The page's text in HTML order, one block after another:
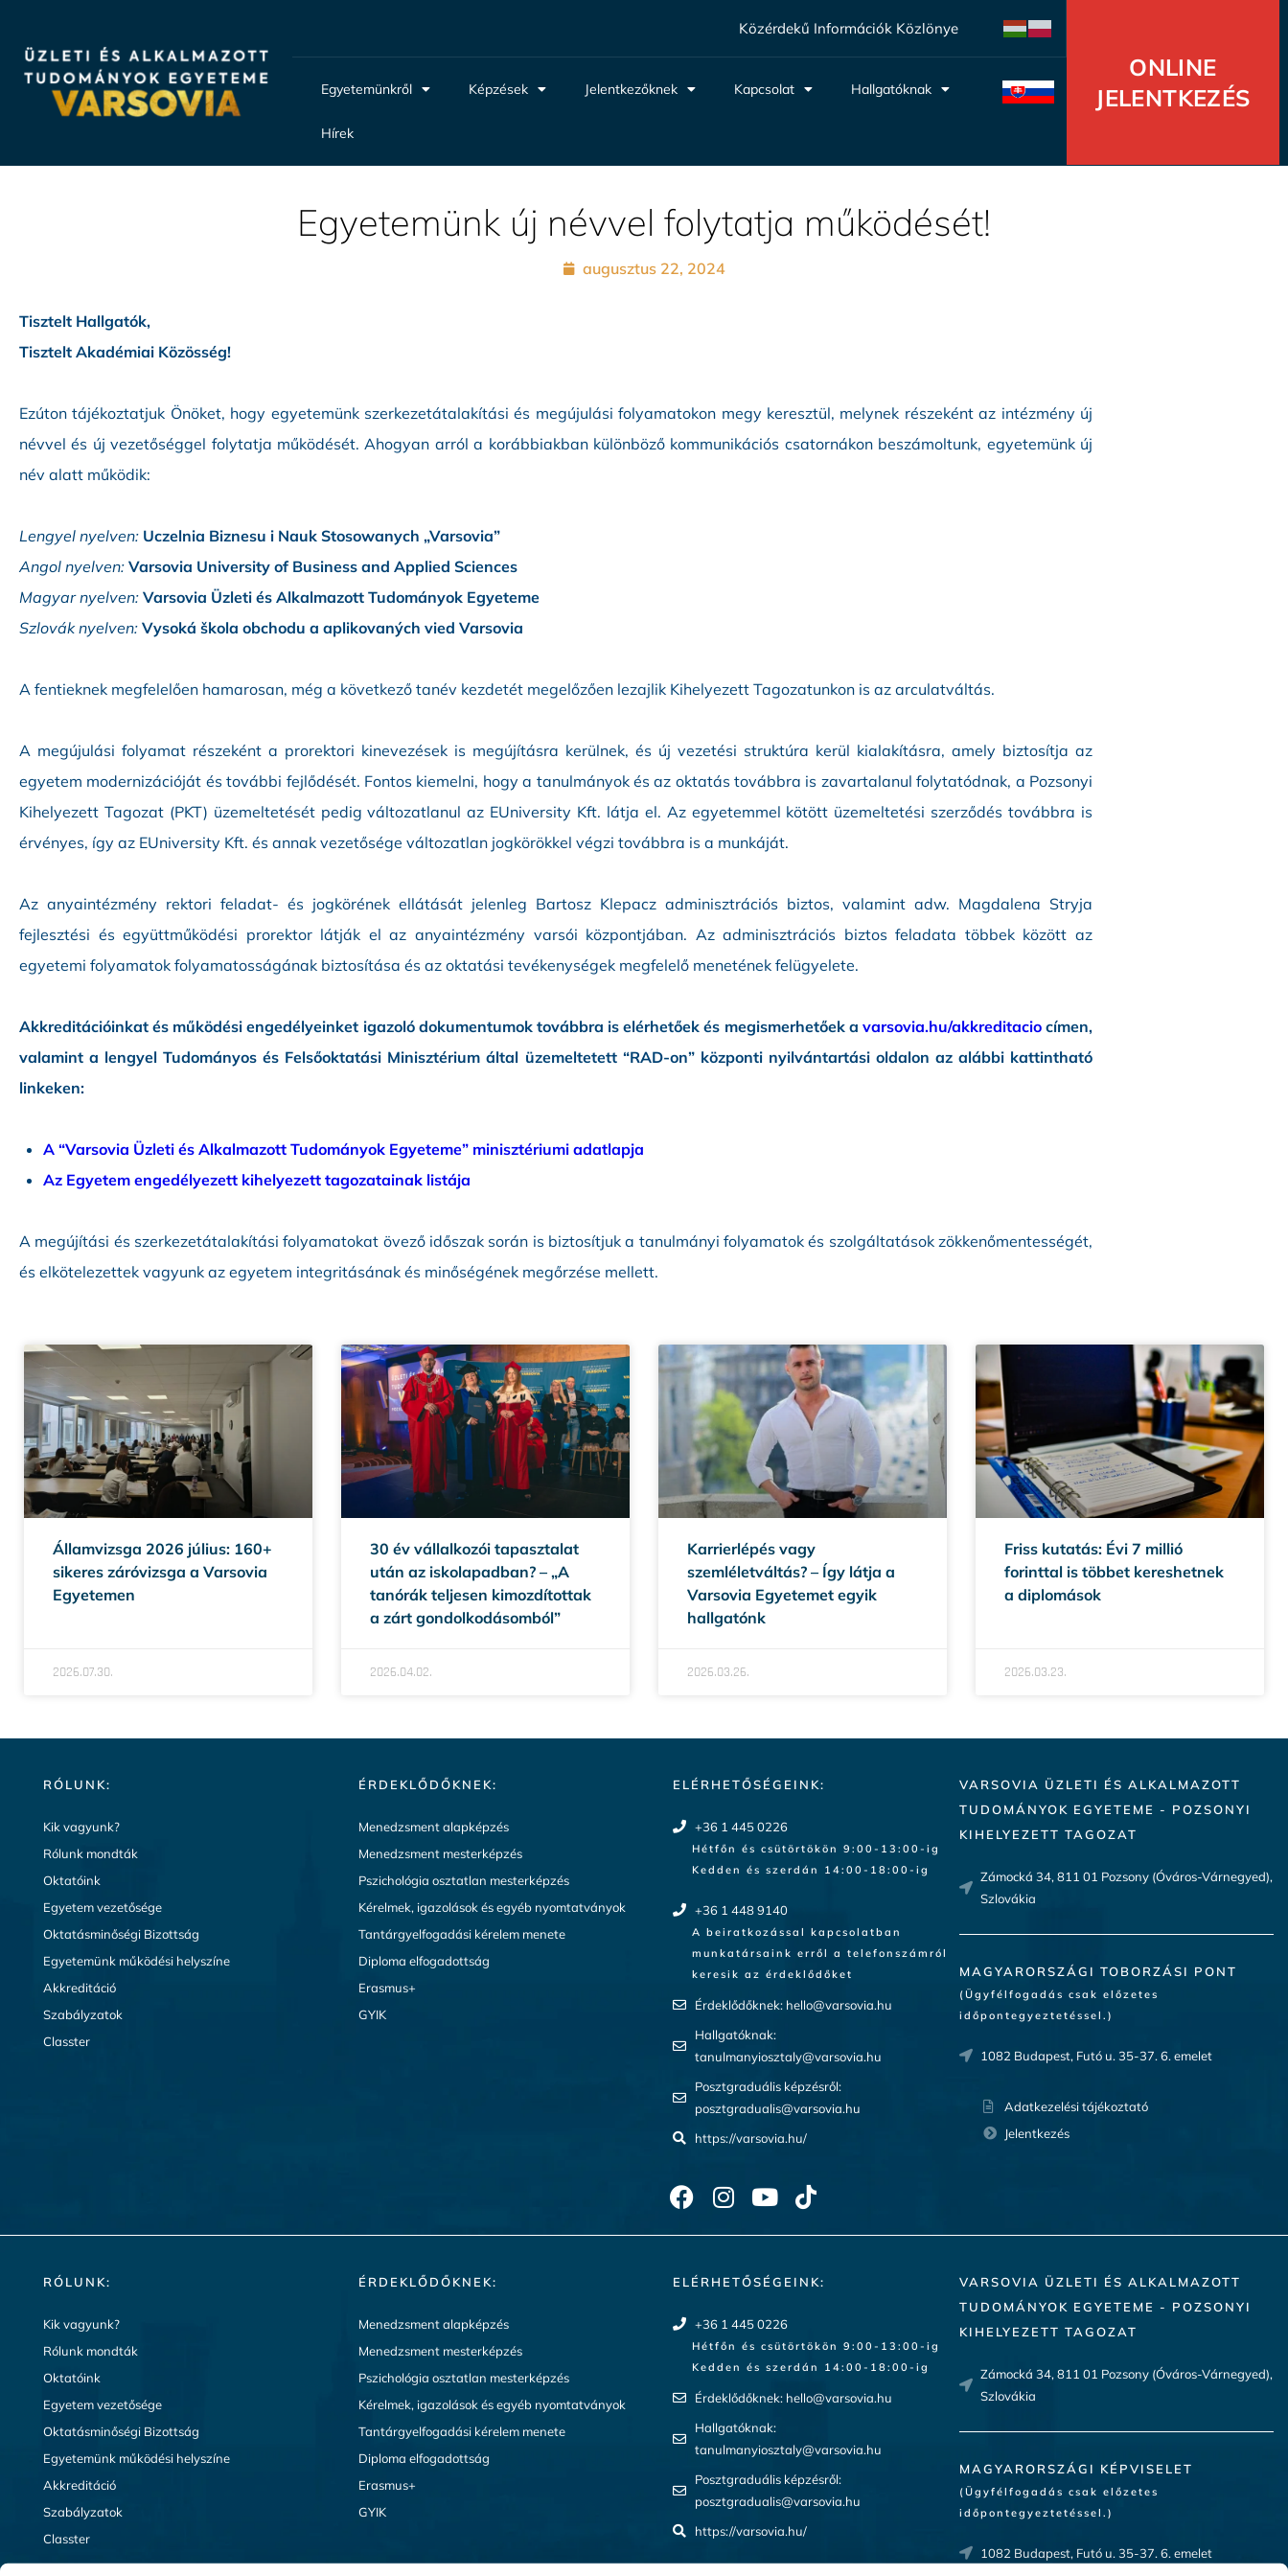
Közérdekű Információk Közlönye
Egyetemünkről Képzések Jelentkezőknek Kapcsolat Hallgatóknak
Hírek
ONLINE
JELENTKEZÉS
Egyetemünk új névvel folytatja működését!
augusztus 22, 2024
Tisztelt Hallgatók,
Tisztelt Akadémiai Közösség!
Ezúton tájékoztatjuk Önöket, hogy egyetemünk szerkezetátalakítási és megújulási folyamatokon megy keresztül, melynek részeként az intézmény új
névvel és új vezetőséggel folytatja működését. Ahogyan arról a korábbiakban különböző kommunikációs csatornákon beszámoltunk, egyetemünk új
név alatt működik:
Lengyel nyelven: Uczelnia Biznesu i Nauk Stosowanych „Varsovia”
Angol nyelven: Varsovia University of Business and Applied Sciences
Magyar nyelven: Varsovia Üzleti és Alkalmazott Tudományok Egyeteme
Szlovák nyelven: Vysoká škola obchodu a aplikovaných vied Varsovia
A fentieknek megfelelően hamarosan, még a következő tanév kezdetét megelőzően lezajlik Kihelyezett Tagozatunkon is az arculatváltás.
A megújulási folyamat részeként a prorektori kinevezések is megújításra kerülnek, és új vezetési struktúra kerül kialakításra, amely biztosítja az
egyetem modernizációját és további fejlődését. Fontos kiemelni, hogy a tanulmányok és az oktatás továbbra is zavartalanul folytatódnak, a Pozsonyi
Kihelyezett Tagozat (PKT) üzemeltetését pedig változatlanul az EUniversity Kft. látja el. Az egyetemmel kötött üzemeltetési szerződés továbbra is
érvényes, így az EUniversity Kft. és annak vezetősége változatlan jogkörökkel végzi továbbra is a munkáját.
Az anyaintézmény rektori feladat- és jogkörének ellátását jelenleg Bartosz Klepacz adminisztrációs biztos, valamint adw. Magdalena Stryja
fejlesztési és együttműködési prorektor látják el az anyaintézmény varsói központjában. Az adminisztrációs biztos feladata többek között az
egyetemi folyamatok folyamatosságának biztosítása és az oktatási tevékenységek megfelelő menetének felügyelete.
Akkreditációinkat és működési engedélyeinket igazoló dokumentumok továbbra is elérhetőek és megismerhetőek a varsovia.hu/akkreditaciocímen,
valamint a lengyel Tudományos és Felsőoktatási Minisztérium által üzemeltetett “RAD-on” központi nyilvántartási oldalon az alábbi kattintható
linkeken:
A “Varsovia Üzleti és Alkalmazott Tudományok Egyeteme” minisztériumi adatlapja
Az Egyetem engedélyezett kihelyezett tagozatainak listája
A megújítási és szerkezetátalakítási folyamatokat övező időszak során is biztosítjuk a tanulmányi folyamatok és szolgáltatások zökkenőmentességét,
és elkötelezettek vagyunk az egyetem integritásának és minőségének megőrzése mellett.
Államvizsga 2026 július: 160+
sikeres záróvizsga a Varsovia
Egyetemen
2026.07.30.
30 év vállalkozói tapasztalat
után az iskolapadban? – „A
tanórák teljesen kimozdítottak
a zárt gondolkodásomból”
2026.04.02.
Karrierlépés vagy
szemléletváltás? – Így látja a
Varsovia Egyetemet egyik
hallgatónk
2026.03.26.
Friss kutatás: Évi 7 millió
forinttal is többet kereshetnek
a diplomások
2026.03.23.
RÓLUNK:
Kik vagyunk?
Rólunk mondták
Oktatóink
Egyetem vezetősége
Oktatásminőségi Bizottság
Egyetemünk működési helyszíne
Akkreditáció
Szabályzatok
Classter
ÉRDEKLŐDŐKNEK:
Menedzsment alapképzés
Menedzsment mesterképzés
Pszichológia osztatlan mesterképzés
Kérelmek, igazolások és egyéb nyomtatványok
Tantárgyelfogadási kérelem menete
Diploma elfogadottság
Erasmus+
GYIK
ELÉRHETŐSÉGEINK:
+36 1 445 0226
Hétfőn és csütörtökön 9:00-13:00-ig
Kedden és szerdán 14:00-18:00-ig​
+36 1 448 9140
A beiratkozással kapcsolatban
munkatársaink erről a telefonszámról
keresik az érdeklődőket
Érdeklődőknek: hello@varsovia.hu
Hallgatóknak:
tanulmanyiosztaly@varsovia.hu
Posztgraduális képzésről:
posztgradualis@varsovia.hu
https://varsovia.hu/
VARSOVIA ÜZLETI ÉS ALKALMAZOTT
TUDOMÁNYOK EGYETEME - POZSONYI
KIHELYEZETT TAGOZAT
Zámocká 34, 811 01 Pozsony (Óváros-Várnegyed),
Szlovákia
MAGYARORSZÁGI TOBORZÁSI PONT
(Ügyfélfogadás csak előzetes
időpontegyeztetéssel.)
1082 Budapest, Futó u. 35-37. 6. emelet
Adatkezelési tájékoztató
Jelentkezés
RÓLUNK:
Kik vagyunk?
Rólunk mondták
Oktatóink
Egyetem vezetősége
Oktatásminőségi Bizottság
Egyetemünk működési helyszíne
Akkreditáció
Szabályzatok
Classter
ÉRDEKLŐDŐKNEK:
Menedzsment alapképzés
Menedzsment mesterképzés
Pszichológia osztatlan mesterképzés
Kérelmek, igazolások és egyéb nyomtatványok
Tantárgyelfogadási kérelem menete
Diploma elfogadottság
Erasmus+
GYIK
ELÉRHETŐSÉGEINK:
+36 1 445 0226
Hétfőn és csütörtökön 9:00-13:00-ig
Kedden és szerdán 14:00-18:00-ig​
Érdeklődőknek: hello@varsovia.hu
Hallgatóknak:
tanulmanyiosztaly@varsovia.hu
Posztgraduális képzésről:
posztgradualis@varsovia.hu
https://varsovia.hu/
VARSOVIA ÜZLETI ÉS ALKALMAZOTT
TUDOMÁNYOK EGYETEME - POZSONYI
KIHELYEZETT TAGOZAT
Zámocká 34, 811 01 Pozsony (Óváros-Várnegyed),
Szlovákia
MAGYARORSZÁGI KÉPVISELET
(Ügyfélfogadás csak előzetes
időpontegyeztetéssel.)
1082 Budapest, Futó u. 35-37. 6. emelet